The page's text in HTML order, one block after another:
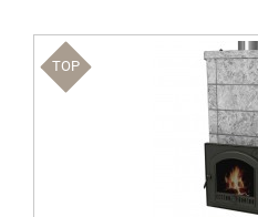
TOP